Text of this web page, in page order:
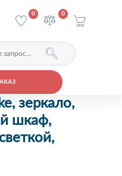
0 0
зеркало,
шкаф,